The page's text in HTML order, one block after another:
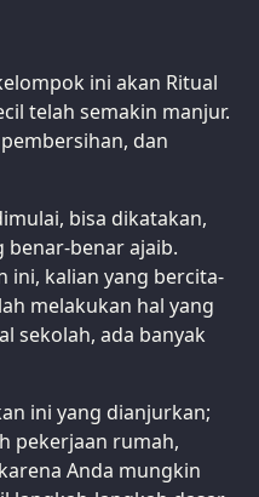
ini akan Ritual
telah semakin manjur.
dan
bisa dikatakan,
benar-benar ajaib.
ini, kalian yang bercita-
melakukan hal yang
sekolah, ada banyak
ini yang dianjurkan;
pekerjaan rumah,
Anda mungkin